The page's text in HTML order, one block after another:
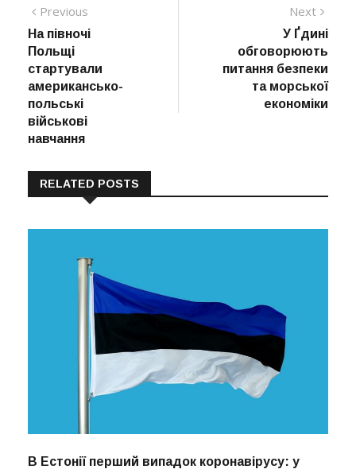
Навігація
записів
Previous
post:
На півночі
Польщі
стартували
американсько-
польські
військові
навчання
Next
post:
У Ґдині
обговорюють
питання безпеки
та морської
економіки
RELATED POSTS
В Естонії перший випадок коронавірусу: у